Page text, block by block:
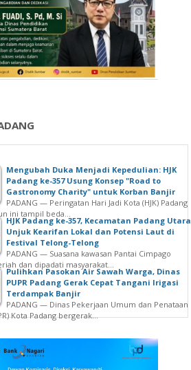
Mengubah Duka Menjadi Kepedulian: HJK
Padang ke-357 Usung Konsep "Road to
Gastronomy Charity" untuk Korban Banjir
PADANG — Peringatan Hari Jadi Kota (HJK) Padang
ini tampil beda...
HJK Padang ke-357, Kecamatan Padang Utara
Unjuk Kearifan Lokal dan Potensi Laut di
Festival Telong-Telong
PADANG — Suasana kawasan Pantai Cimpago
dan dipadati masyarakat...
Pulihkan Pasokan Air Sawah Warga, Dinas
PUPR Padang Gerak Cepat Tangani Irigasi
Terdampak Banjir
PADANG — Dinas Pekerjaan Umum dan Penataan
Kota Padang bergerak...